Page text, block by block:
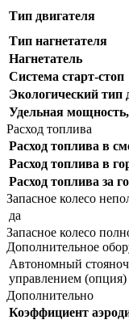
Тип двигателя
Тип нагнетателя
Нагнетатель
Система старт-стоп
Экологический тип
Удельная
Расход топлива
Расход топлива в
Расход топлива в
Расход топлива за
Запасное колесо
да
Запасное колесо
Дополнительное
Автономный
управлением (опция)
Дополнительно
Коэффициент